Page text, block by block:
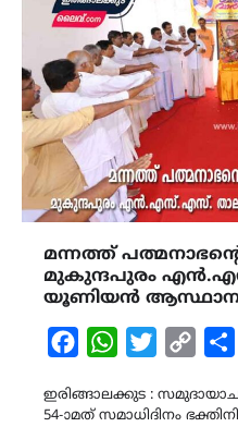
മന്നത്ത്
മുകുന്ദപുരം
യൂണിയൻ
FacebookWhatsAppTwitterCopy
ഇരിങ്ങാലക്കുട :
54-ാമത് സമാധിദിനം